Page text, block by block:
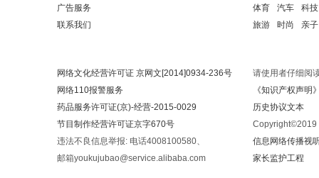
广告服务
联系我们
体育
汽车
科技
旅游
时尚 亲子
网络文化经营许可证 京网文[2014]0934-236号
网络110报警服务
药品服务许可证(京)-经营-2015-0029
节目制作经营许可证京字670号
违法不良信息举报: 电话4008100580、
邮箱youkujubao@service.alibaba.com
请使用者仔细阅
《知识产权声明
历史协议文本
Copyright©2019
信息网络传播视
家长监护工程